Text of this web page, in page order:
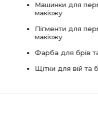
Машинки для
макіяжу
Пігменти для
макіяжу
Фарба для брів
Щітки для вій та